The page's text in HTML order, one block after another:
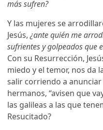
más sufren?
Y las mujeres se
Jesús,¿ante quién me
sufrientes y golpeados que
Con su Resurrección,
miedo y el temor, nos da
salir corriendo a
hermanos, “avisen que
las galileas a las que
Resucitado?